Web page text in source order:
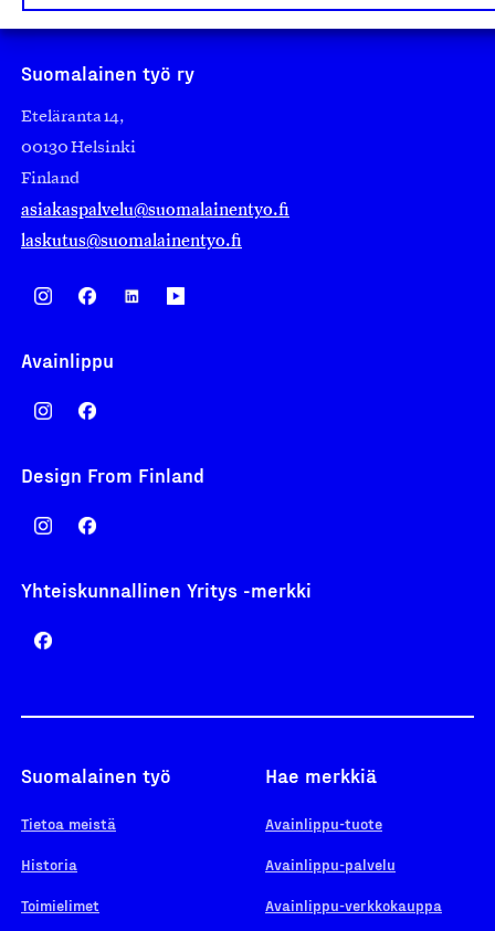
Suomalainen työ ry
Eteläranta 14,
00130 Helsinki
Finland
asiakaspalvelu@suomalainentyo.fi
laskutus@suomalainentyo.fi
Avainlippu
Design From Finland
Yhteiskunnallinen Yritys -merkki
Suomalainen työ
Tietoa meistä
Historia
Toimielimet
Hae merkkiä
Avainlippu-tuote
Avainlippu-palvelu
Avainlippu-verkkokauppa